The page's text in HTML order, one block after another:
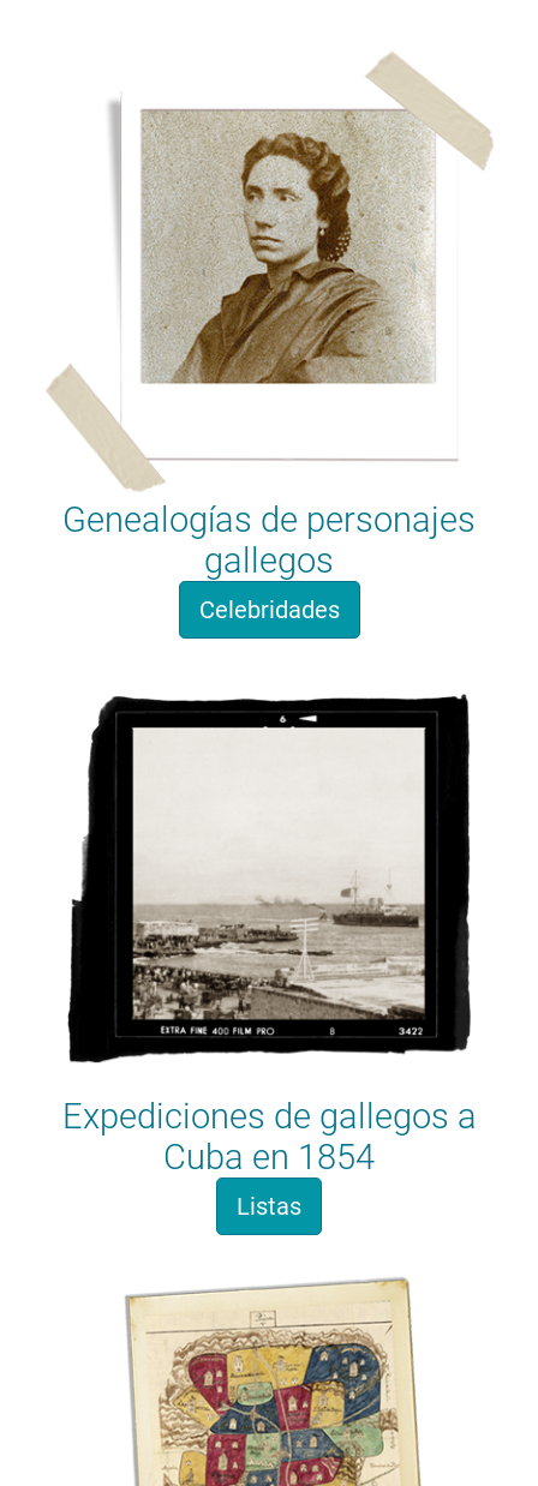
Genealogías de personajes
gallegos
Celebridades
Expediciones de gallegos a
Cuba en 1854
Listas